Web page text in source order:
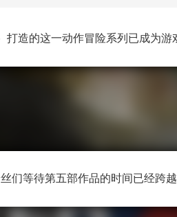
造的这一动作冒险系列已成为游
们等待第五部作品的时间已经跨越